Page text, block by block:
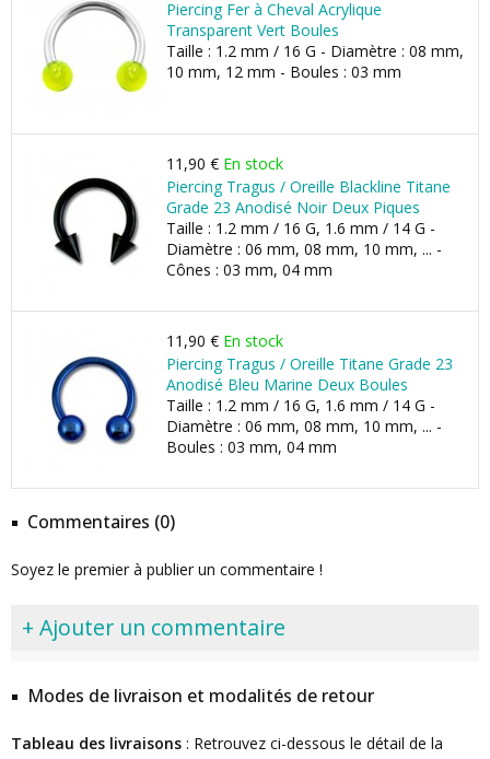
Piercing Fer à Cheval Acrylique
Transparent Vert Boules
Taille : 1.2 mm / 16 G - Diamètre : 08 mm,
10 mm, 12 mm - Boules : 03 mm
11,90 € En stock
Piercing Tragus / Oreille Blackline Titane
Grade 23 Anodisé Noir Deux Piques
Taille : 1.2 mm / 16 G, 1.6 mm / 14 G -
Diamètre : 06 mm, 08 mm, 10 mm, ... -
Cônes : 03 mm, 04 mm
11,90 € En stock
Piercing Tragus / Oreille Titane Grade 23
Anodisé Bleu Marine Deux Boules
Taille : 1.2 mm / 16 G, 1.6 mm / 14 G -
Diamètre : 06 mm, 08 mm, 10 mm, ... -
Boules : 03 mm, 04 mm
Commentaires (0)
Soyez le premier à publier un commentaire !
+ Ajouter un commentaire
Modes de livraison et modalités de retour
Tableau des livraisons : Retrouvez ci-dessous le détail de la